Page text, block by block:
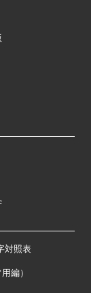
対照表
編）